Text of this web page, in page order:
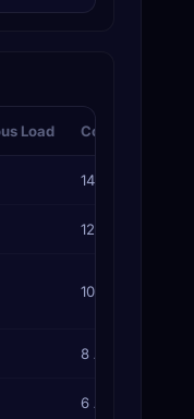
Load Copper Branch
14 AWG
12 AWG
10 AWG
8 AWG
6 AWG